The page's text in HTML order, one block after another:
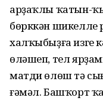
арҙаҡлы ҡатын-
бөрккән шикелле
халҡыбыҙға изге
өләшеп, тел
матди өлөш тә
ғәмәл. Башҡорт